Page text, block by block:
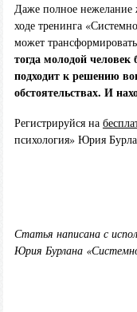
Даже полное нежелание
ходе тренинга
может
тогда молодой человек
подходит к решению
обстоятельствах. И
Регистрируйся на
психология» Юрия
Статья написана с
Юрия Бурлана